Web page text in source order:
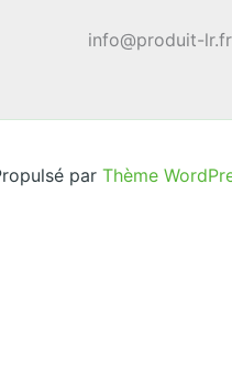
info@produit-lr.fr
par Thème